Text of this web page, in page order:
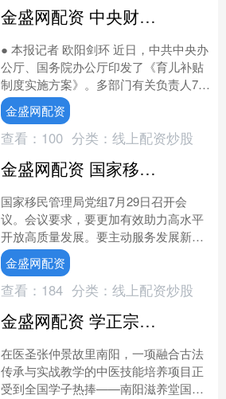
金盛网配资 中央财政将设立“育儿补贴补助资金”_婴幼儿_国家_郭阳
● 本报记者 欧阳剑环 近日，中共中央办
公厅、国务院办公厅印发了《育儿补贴
制度实施方案》。多部门有关负责人7月
30日在国新办举行的新闻发布会上介
绍，2022年1....
金盛网配资
查看： 100 分类： 线上配资炒股
金盛网配资 国家移民管理局：加快推进移民管理领域制度型开放
国家移民管理局党组7月29日召开会
议。会议要求，要更加有效助力高水平
开放高质量发展。要主动服务发展新质
生产力，充分发挥职能作用，创新实施
更加积极开放有效的引才聚....
金盛网配资
查看： 184 分类： 线上配资炒股
金盛网配资 学正宗推拿手法到哪里去学？中年转行学推拿可以吗？_张仲景_康复_教学
在医圣张仲景故里南阳，一项融合古法
传承与实战教学的中医技能培养项目正
受到全国学子热捧——南阳滋养堂国医